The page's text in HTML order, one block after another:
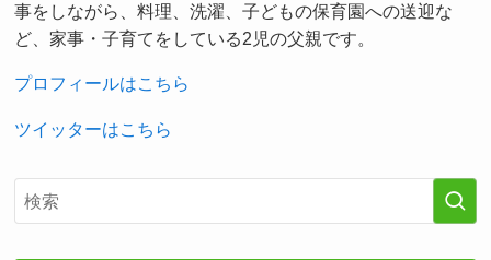
事をしながら、料理、洗濯、子どもの保育園への送迎な
ど、家事・子育てをしている2児の父親です。
プロフィールはこちら
ツイッターはこちら